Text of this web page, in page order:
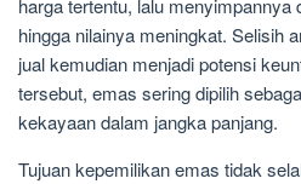
harga tertentu, lalu menyimpannya
hingga nilainya meningkat. Selisih
jual kemudian menjadi potensi
tersebut, emas sering dipilih
kekayaan dalam jangka panjang.
Tujuan kepemilikan emas tidak